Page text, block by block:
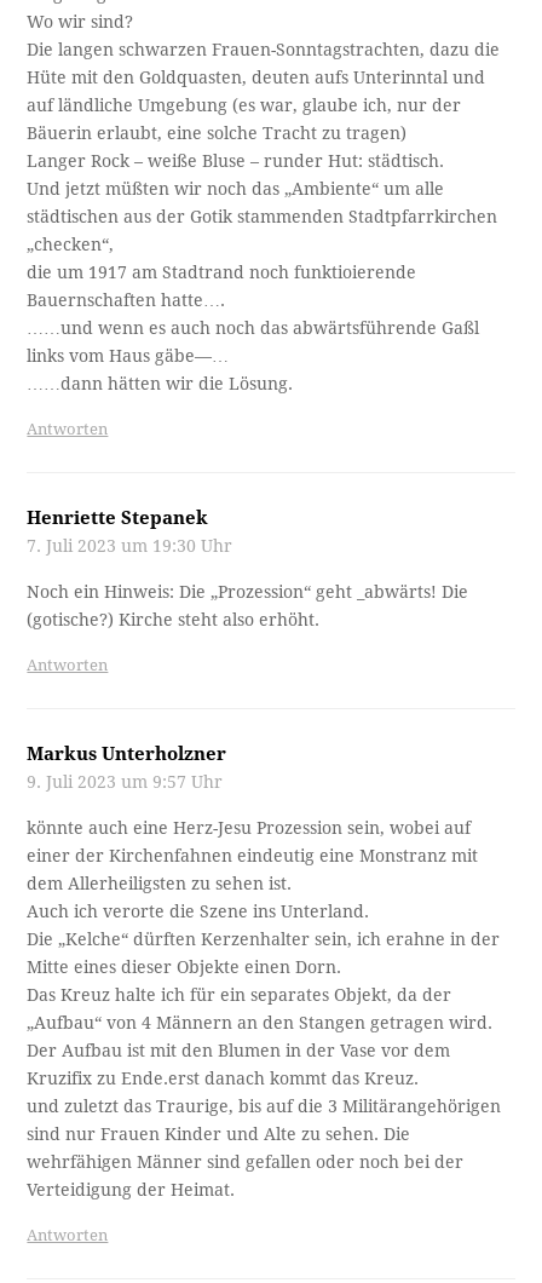
Wo wir sind?
Die langen schwarzen Frauen-Sonntagstrachten, dazu die
Hüte mit den Goldquasten, deuten aufs Unterinntal und
auf ländliche Umgebung (es war, glaube ich, nur der
Bäuerin erlaubt, eine solche Tracht zu tragen)
Langer Rock – weiße Bluse – runder Hut: städtisch.
Und jetzt müßten wir noch das „Ambiente“ um alle
städtischen aus der Gotik stammenden Stadtpfarrkirchen
„checken“,
die um 1917 am Stadtrand noch funktioierende
Bauernschaften hatte….
……und wenn es auch noch das abwärtsführende Gaßl
links vom Haus gäbe—…
……dann hätten wir die Lösung.
Antworten
Henriette Stepanek
7. Juli 2023 um 19:30 Uhr
Noch ein Hinweis: Die „Prozession“ geht _abwärts! Die
(gotische?) Kirche steht also erhöht.
Antworten
Markus Unterholzner
9. Juli 2023 um 9:57 Uhr
könnte auch eine Herz-Jesu Prozession sein, wobei auf
einer der Kirchenfahnen eindeutig eine Monstranz mit
dem Allerheiligsten zu sehen ist.
Auch ich verorte die Szene ins Unterland.
Die „Kelche“ dürften Kerzenhalter sein, ich erahne in der
Mitte eines dieser Objekte einen Dorn.
Das Kreuz halte ich für ein separates Objekt, da der
„Aufbau“ von 4 Männern an den Stangen getragen wird.
Der Aufbau ist mit den Blumen in der Vase vor dem
Kruzifix zu Ende.erst danach kommt das Kreuz.
und zuletzt das Traurige, bis auf die 3 Militärangehörigen
sind nur Frauen Kinder und Alte zu sehen. Die
wehrfähigen Männer sind gefallen oder noch bei der
Verteidigung der Heimat.
Antworten